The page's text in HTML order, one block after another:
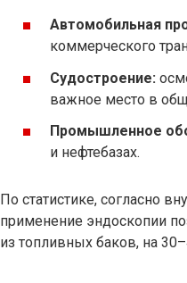
Автомобильная
коммерческого
Судостроение:
важное место в
Промышленное
и нефтебазах.
По статистике, согласно
применение эндоскопии
из топливных баков, на